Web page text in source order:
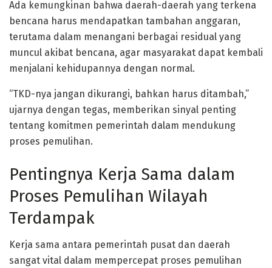
Ada kemungkinan bahwa daerah-daerah yang terkena
bencana harus mendapatkan tambahan anggaran,
terutama dalam menangani berbagai residual yang
muncul akibat bencana, agar masyarakat dapat kembali
menjalani kehidupannya dengan normal.
“TKD-nya jangan dikurangi, bahkan harus ditambah,”
ujarnya dengan tegas, memberikan sinyal penting
tentang komitmen pemerintah dalam mendukung
proses pemulihan.
Pentingnya Kerja Sama dalam
Proses Pemulihan Wilayah
Terdampak
Kerja sama antara pemerintah pusat dan daerah
sangat vital dalam mempercepat proses pemulihan